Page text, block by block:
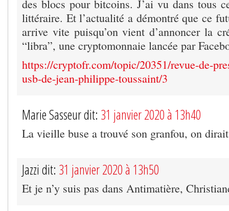
des blocs pour bitcoins. J’ai vu dans tous
littéraire. Et l’actualité a démontré que ce
arrive vite puisqu’on vient d’annoncer la
“libra”, une cryptomonnaie lancée par
https://cryptofr.com/topic/20351/revue-de-
usb-de-jean-philippe-toussaint/3
Marie Sasseur dit: 31 janvier 2020 à 13h40
La vieille buse a trouvé son granfou, on
Jazzi dit: 31 janvier 2020 à 13h50
Et je n’y suis pas dans Antimatière,